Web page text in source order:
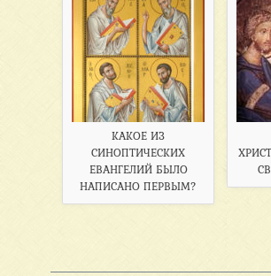
КАКОЕ ИЗ
СИНОПТИЧЕСКИХ
ЕВАНГЕЛИЙ БЫЛО
НАПИСАНО ПЕРВЫМ?